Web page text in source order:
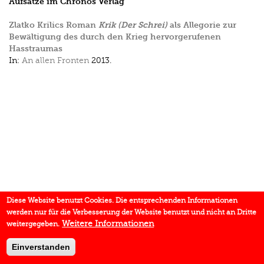
Zlatko Krilics Roman Krik (Der Schrei)als Allegorie zur
Bewältigung des durch den Krieg hervorgerufenen
Hasstraumas
In: An allen Fronten 2013.
Diese Website benutzt Cookies. Die entsprechenden Informationen
werden nur für die Verbesserung der Website benutzt und nicht an Dritte
weitergegeben. Weitere Informationen
Einverstanden